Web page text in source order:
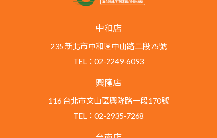
中和店
235 新北市中和區中山路二段75號
TEL：02-2249-6093
興隆店
116 台北市文山區興隆路一段170號
TEL：02-2935-7268